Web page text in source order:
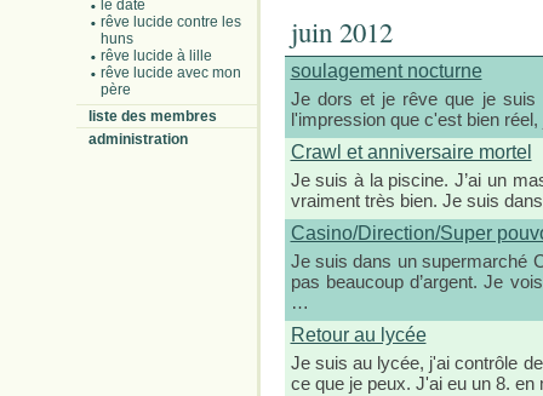
le date
rêve lucide contre les
huns
rêve lucide à lille
rêve lucide avec mon
père
liste des membres
administration
juin 2012
soulagement nocturne
Je dors et je rêve que je suis
l'impression que c'est bien
Crawl et anniversaire mortel
Je suis à la piscine. J’ai un
vraiment très bien. Je suis
Casino/Direction/Super
Je suis dans un supermarché
pas beaucoup d’argent. Je
…
Retour au lycée
Je suis au lycée, j'ai contrôle
ce que je peux. J'ai eu un 8.